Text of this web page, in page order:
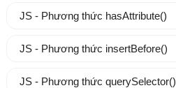
JS - Phương thức hasAttribute()
JS - Phương thức insertBefore()
JS - Phương thức querySelector()